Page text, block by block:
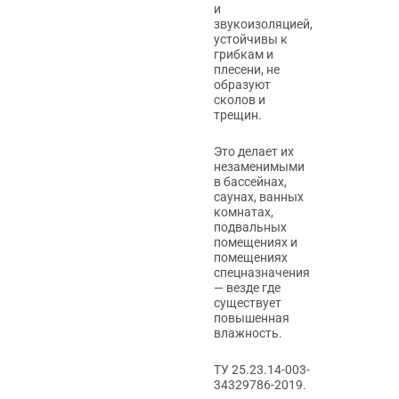
и
звукоизоляцией,
устойчивы к
грибкам и
плесени, не
образуют
сколов и
трещин.
Это делает их
незаменимыми
в бассейнах,
саунах, ванных
комнатах,
подвальных
помещениях и
помещениях
спецназначения
— везде где
существует
повышенная
влажность.
ТУ 25.23.14-003-
34329786-2019.